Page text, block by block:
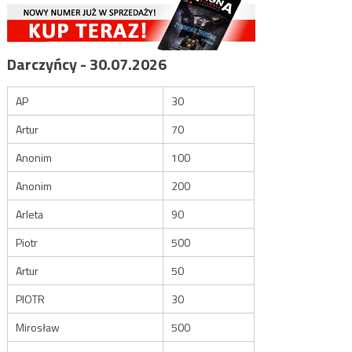
Darczyńcy - 30.07.2026
AP
30
Artur
70
Anonim
100
Anonim
200
Arleta
90
Piotr
500
Artur
50
PIOTR
30
Mirosław
500